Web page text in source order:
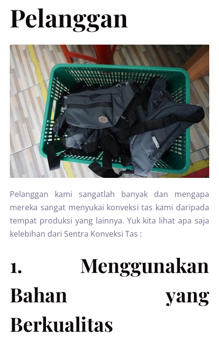
Pelanggan
Pelanggan kami sangatlah banyak dan mengapa
mereka sangat menyukai konveksi tas kami daripada
tempat produksi yang lainnya. Yuk kita lihat apa saja
kelebihan dari Sentra Konveksi Tas :
1. Menggunakan
Bahan yang
Berkualitas